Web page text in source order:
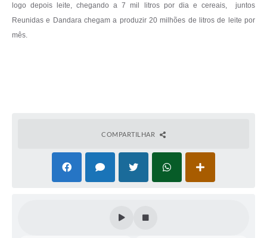
logo depois leite, chegando a 7 mil litros por dia e cereais, juntos
Reunidas e Dandara chegam a produzir 20 milhões de litros de leite por
mês.
COMPARTILHAR